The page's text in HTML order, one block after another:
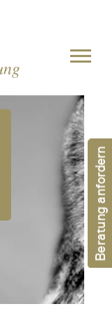
Beratung anfordern